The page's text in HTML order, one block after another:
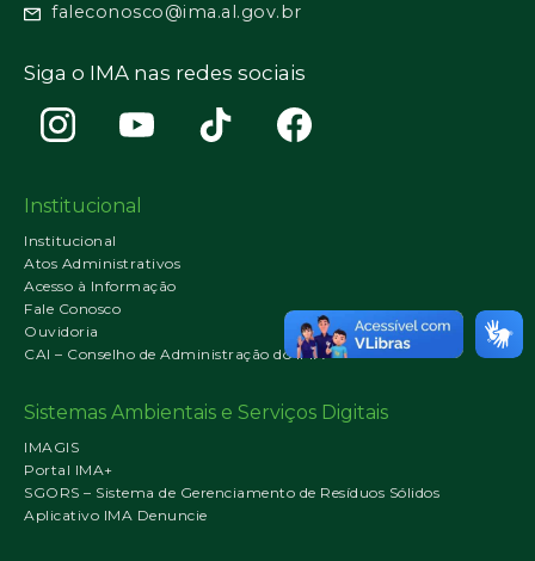
faleconosco@ima.al.gov.br
Siga o IMA nas redes sociais
Institucional
Institucional
Atos Administrativos
Acesso à Informação
Fale Conosco
Ouvidoria
CAI – Conselho de Administração do IMA
Sistemas Ambientais e Serviços Digitais
IMAGIS
Portal IMA+
SGORS – Sistema de Gerenciamento de Resíduos Sólidos
Aplicativo IMA Denuncie